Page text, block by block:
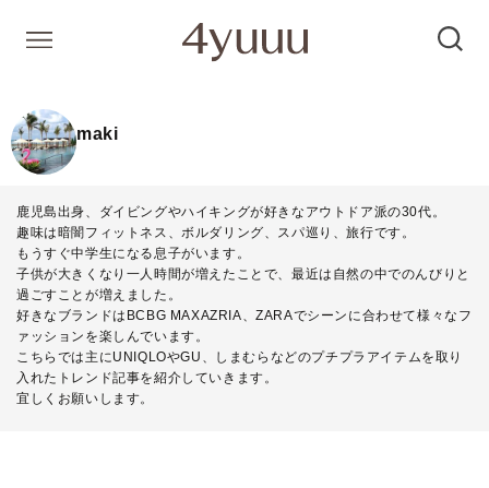
maki
鹿児島出身、ダイビングやハイキングが好きなアウトドア派の30代。
趣味は暗闇フィットネス、ボルダリング、スパ巡り、旅行です。
もうすぐ中学生になる息子がいます。
子供が大きくなり一人時間が増えたことで、最近は自然の中でのんびりと
過ごすことが増えました。
好きなブランドはBCBG MAXAZRIA、ZARAでシーンに合わせて様々なフ
ァッションを楽しんでいます。
こちらでは主にUNIQLOやGU、しまむらなどのプチプラアイテムを取り
入れたトレンド記事を紹介していきます。
宜しくお願いします。